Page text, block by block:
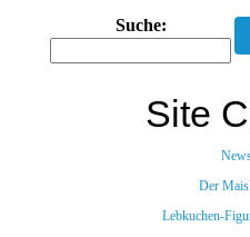
Suche:
Site
Der
Lebkuchen-